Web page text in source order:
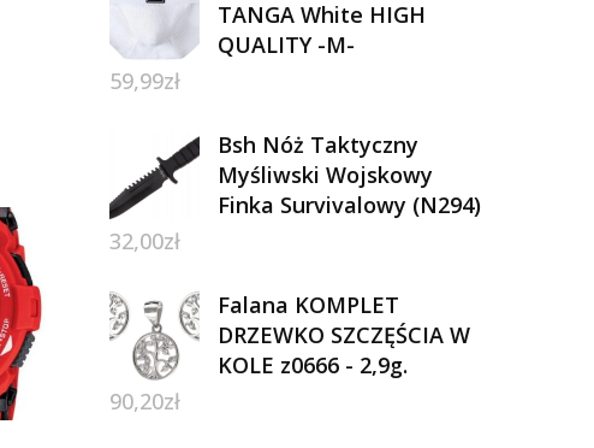
TANGA White HIGH
QUALITY -M-
59,99zł
Bsh Nóż Taktyczny
Myśliwski Wojskowy
Finka Survivalowy (N294)
32,00zł
Falana KOMPLET
DRZEWKO SZCZĘŚCIA W
KOLE z0666 - 2,9g.
90,20zł